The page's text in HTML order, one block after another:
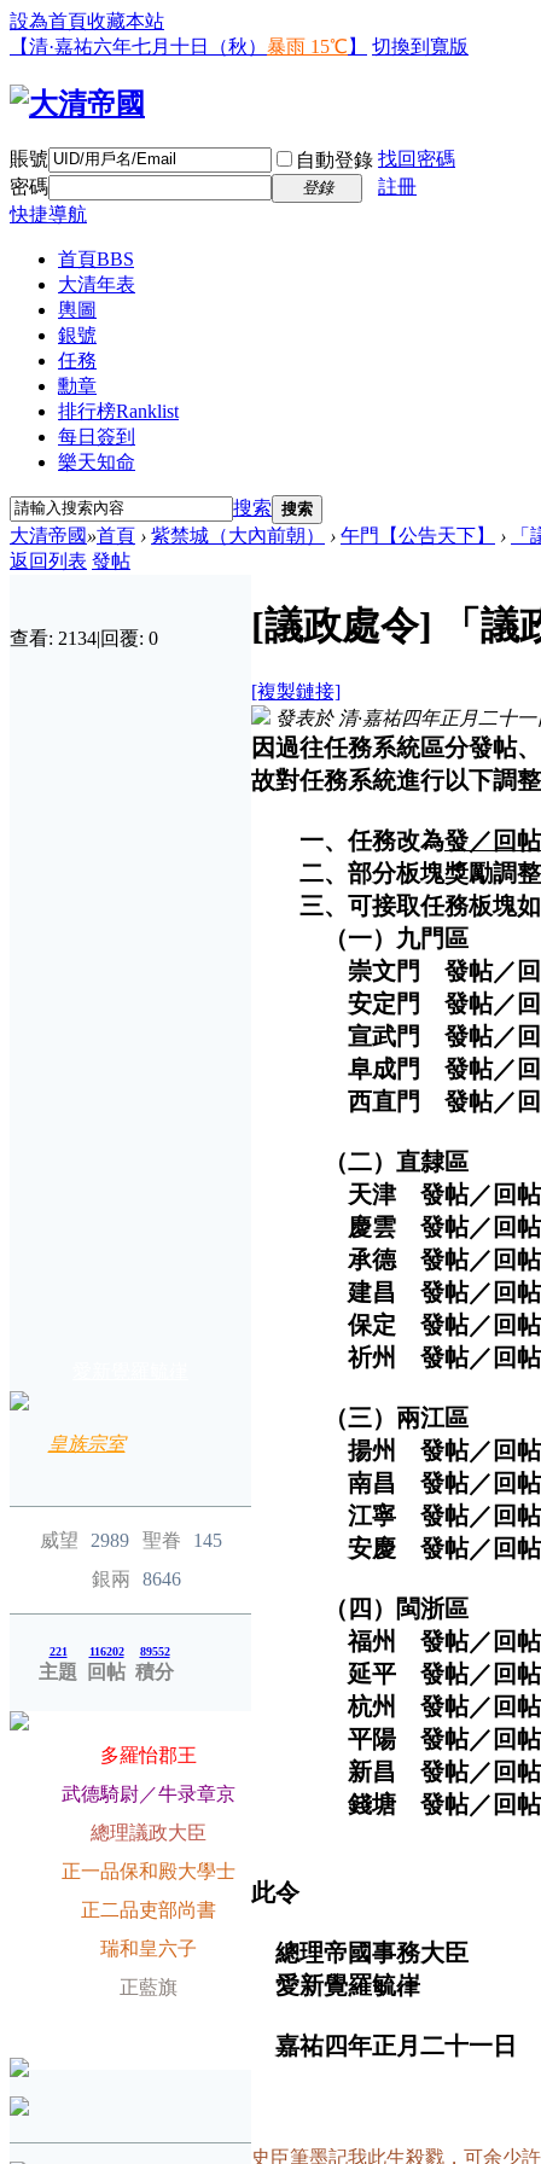
設為首頁收藏本站
【清·嘉祐六年七月十日（秋） 暴雨 15℃ 】 切換到寬版
賬號 自動登錄 找回密碼
密碼
登錄
註冊
快捷導航
首頁BBS
大清年表
輿圖
銀號
任務
勳章
排行榜Ranklist
每日簽到
樂天知命
搜索 搜索
大清帝國»首頁 › 紫禁城（大內前朝） › 午門【公告天下】 ›
返回列表 發帖
查看: 2134|回覆: 0 [議政處令] 「
[複製鏈接]
皇族宗室
威望 2989 聖眷
145
銀兩
8646
221
主題
116202
回帖
89552
積分
多羅怡郡王
武德騎尉／牛录章京
總理議政大臣
正一品保和殿大學士
正二品吏部尚書
瑞和皇六子
正藍旗
發表於 清·嘉祐四年正月二十
因過往任務系統區分發帖
故對任務系統進行以下調
一、任務改為發／回
二、部分板塊獎勵調整
三、可接取任務板塊如
（一）九門區
崇文門 發帖／回帖
安定門 發帖／回帖
宣武門 發帖／回帖
阜成門 發帖／回帖
西直門 發帖／回帖
（二）直隸區
天津 發帖／回帖次
慶雲 發帖／回帖次
承德 發帖／回帖次
建昌 發帖／回帖次
保定 發帖／回帖次
祈州 發帖／回帖次
（三）兩江區
揚州 發帖／回帖次
南昌 發帖／回帖次
江寧 發帖／回帖次
安慶 發帖／回帖次
（四）閩浙區
福州 發帖／回帖次
延平 發帖／回帖次
杭州 發帖／回帖次
平陽 發帖／回帖次
新昌 發帖／回帖次
錢塘 發帖／回帖次
此令
總理帝國事務大臣
愛新覺羅毓嵂
嘉祐四年正月二十一日
史臣筆墨記我此生殺戮，可余少